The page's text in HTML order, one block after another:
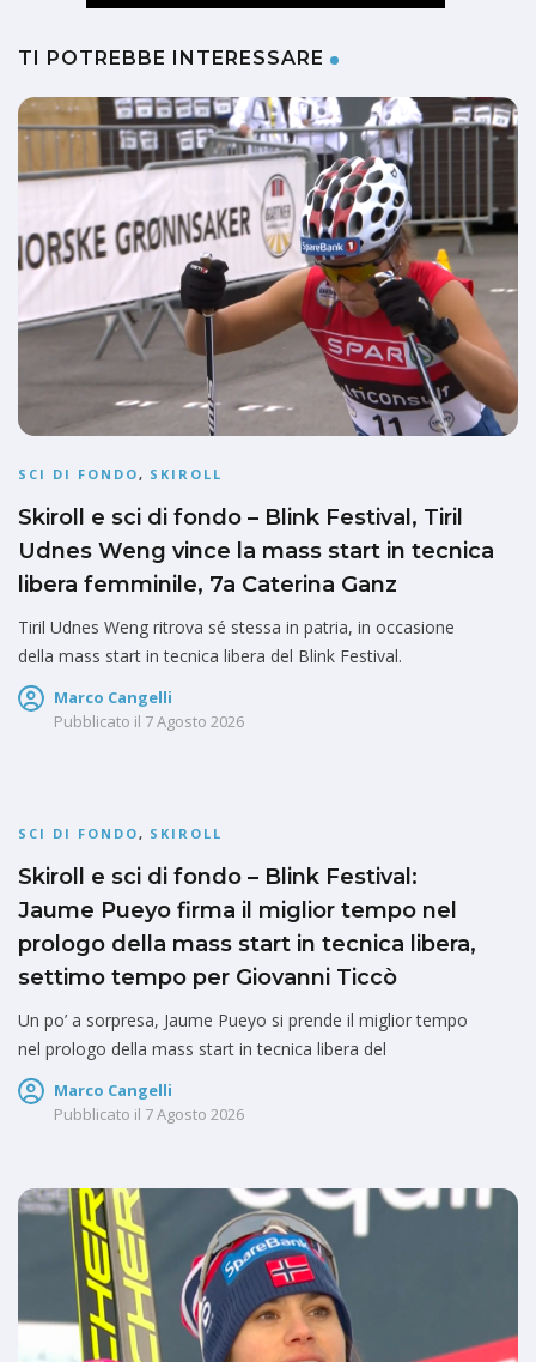
TI POTREBBE INTERESSARE
SCI DI FONDO, SKIROLL
Skiroll e sci di fondo – Blink Festival, Tiril
Udnes Weng vince la mass start in tecnica
libera femminile, 7a Caterina Ganz
Tiril Udnes Weng ritrova sé stessa in patria, in occasione
della mass start in tecnica libera del Blink Festival.
Marco Cangelli
Pubblicato il 7 Agosto 2026
SCI DI FONDO, SKIROLL
Skiroll e sci di fondo – Blink Festival:
Jaume Pueyo firma il miglior tempo nel
prologo della mass start in tecnica libera,
settimo tempo per Giovanni Ticcò
Un po’ a sorpresa, Jaume Pueyo si prende il miglior tempo
nel prologo della mass start in tecnica libera del
Marco Cangelli
Pubblicato il 7 Agosto 2026